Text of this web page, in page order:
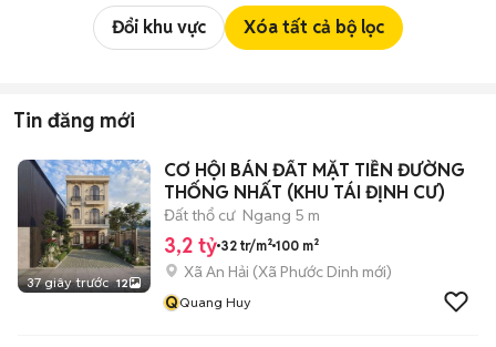
Đổi khu vực Xóa tất cả bộ lọc
Tin đăng mới
37 giây trước 12
CƠ HỘI BÁN ĐẤT MẶT TIỀN ĐƯỜNG
THỐNG NHẤT (KHU TÁI ĐỊNH CƯ)
Đất thổ cư Ngang 5 m
3,2 tỷ 32 tr/m² 100 m²
Xã An Hải (Xã Phước Dinh mới)
QQuang Huy